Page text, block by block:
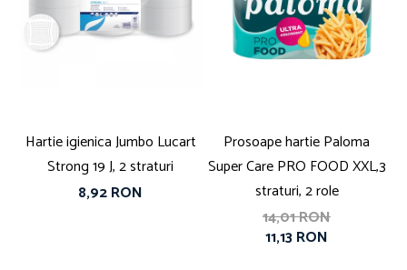
Hartie igienica Jumbo Lucart
Strong 19 J, 2 straturi
8,92 RON
Prosoape hartie Paloma
Super Care PRO FOOD XXL,3
straturi, 2 role
14,01 RON
11,13 RON